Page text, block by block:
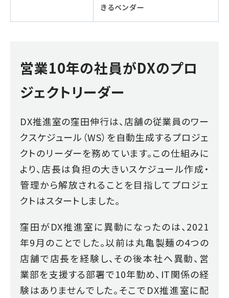
きるベンダー
営業10年の社員がDXのプロ
ジェクトリーダー
DX推進室の窪田伸行は、店舗の従業員のワー
クスケジュール（WS）を自動生成するプロジェ
クトのリーダーを務めています。この仕組みに
より、店長は負担の大きいスケジュール作成・
管理から解放されることを目指してプロジェ
クトはスタートしました。
窪田がDX推進室に異動になったのは、2021
年9月のことでした。以前は丸亀製麺の4つの
店舗で店長を経験し、その後本社へ異動、営
業部を支援する部署で10年勤め、IT関係の経
験はありませんでした。そこでDX推進室に配